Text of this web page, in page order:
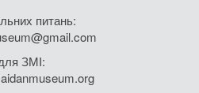
питань:
ЗМІ: